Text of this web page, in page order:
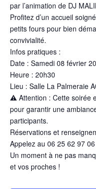
par l’animation de DJ
Profitez d’un accueil
petits fours pour bien
convivialité.
Infos pratiques :
Date : Samedi 08 février
Heure : 20h30
Lieu : Salle La Palmeraie
⚠ Attention : Cette soirée
pour garantir une
participants.
Réservations et
Appelez au 06 25 62 97 06
Un moment à ne pas
et vos proches !